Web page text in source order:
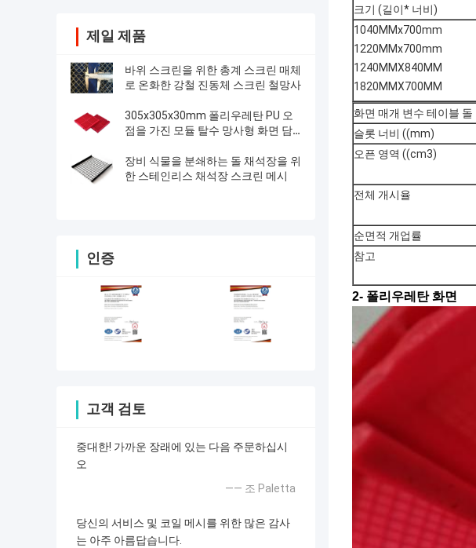
제일 제품
바위 스크린을 위한 총계 스크린 매체
로 온화한 강철 진동체 스크린 철망사
305x305x30mm 폴리우레탄 PU 오
점을 가진 모듈 탈수 망사형 화면 담
장비 식물을 분쇄하는 돌 채석장을 위
한 스테인리스 채석장 스크린 메시
인증
고객 검토
중대한! 가까운 장래에 있는 다음 주문하십시
오
—— 조 Paletta
당신의 서비스 및 코일 메시를 위한 많은 감사
는 아주 아름답습니다.
크기 (길이* 너비)
1040MMx700mm
1220MMx700mm
1240MMX840MM
1820MMX700MM
화면 매개 변수 테이블
슬롯 너비 ((mm)
오픈 영역 ((cm3)
전체 개시율
순면적 개업률
참고
2- 폴리우레탄 화면